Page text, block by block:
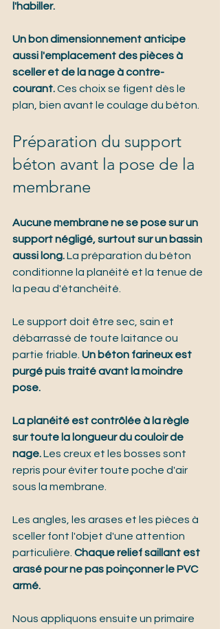
l'habiller.
Un bon dimensionnement anticipe
aussi l'emplacement des pièces à
sceller et de la nage à contre-
courant. Ces choix se figent dès le
plan, bien avant le coulage du béton.
Préparation du support
béton avant la pose de la
membrane
Aucune membrane ne se pose sur un
support négligé, surtout sur un bassin
aussi long. La préparation du béton
conditionne la planéité et la tenue de
la peau d'étanchéité.
Le support doit être sec, sain et
débarrassé de toute laitance ou
partie friable. Un béton farineux est
purgé puis traité avant la moindre
pose.
La planéité est contrôlée à la règle
sur toute la longueur du couloir de
nage. Les creux et les bosses sont
repris pour éviter toute poche d'air
sous la membrane.
Les angles, les arases et les pièces à
sceller font l'objet d'une attention
particulière. Chaque relief saillant est
arasé pour ne pas poinçonner le PVC
armé.
Nous appliquons ensuite un primaire